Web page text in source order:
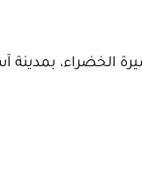
الخضراء،